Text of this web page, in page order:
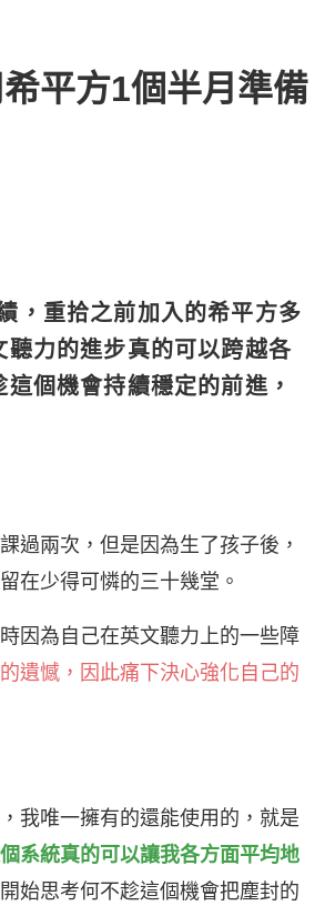
平方1個半月準備
，重拾之前加入的希平方多
力的進步真的可以跨越各
個機會持續穩定的前進，
過兩次，但是因為生了孩子後，
在少得可憐的三十幾堂。
因為自己在英文聽力上的一些障
遺憾，因此痛下決心強化自己的
，我唯一擁有的還能使用的，就是
系統真的可以讓我各方面平均地
開始思考何不趁這個機會把塵封的